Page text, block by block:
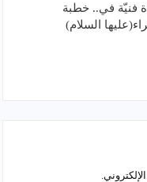
فنيّة في.. خطبة
السلام)